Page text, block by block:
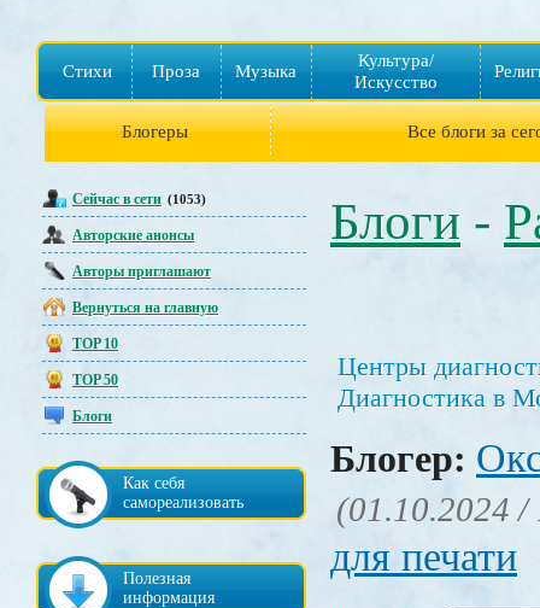
Стихи Проза Музыка
Культура/
Искусство
Блогеры Все блоги за
Сейчас в сети (1053)
Авторские анонсы
Авторы приглашают
Вернуться на главную
TOP 10
TOP 50
Блоги
Как себя
самореализовать
Полезная
информация
Блоги -
Центры
Диагностика в
Блогер:
(01.10.2024 /
для печати